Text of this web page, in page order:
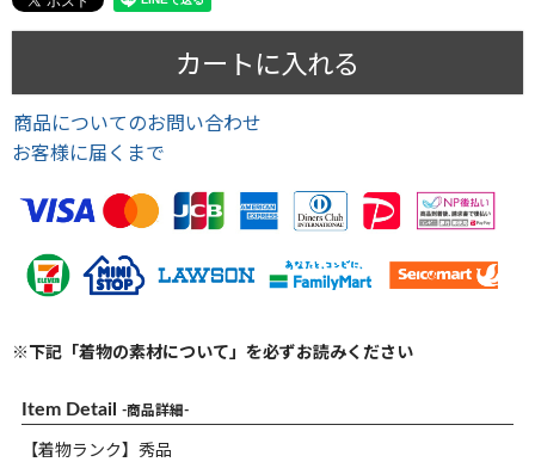
カートに入れる
商品についてのお問い合わせ
お客様に届くまで
※下記「着物の素材について」を必ずお読みください
Item Detail -商品詳細-
【着物ランク】秀品